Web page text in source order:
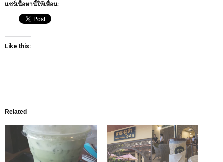
แชร์เนื้อหานี้ให้เพื่อน:
Like this:
Related